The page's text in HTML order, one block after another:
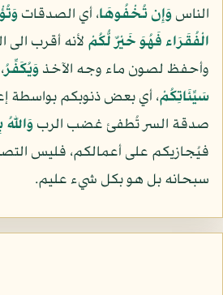
الناسوَإِن تُخْفُوهَا، أي الصدقات
الْفُقَرَاء فَهُوَ خَيْرٌ لُّكُمْ لأنه أقرب الى
وأحفظ لصون ماء وجه الآخذوَيُكَفِّرُ
سَيِّئَاتِكُمْ، أي بعض ذنوبكم بواسطة
صدقة السر تُطفئ غضب الرب
فيُجازيكم على أعمالكم، فليس
سبحانه بل هو بكل شيء عليم.